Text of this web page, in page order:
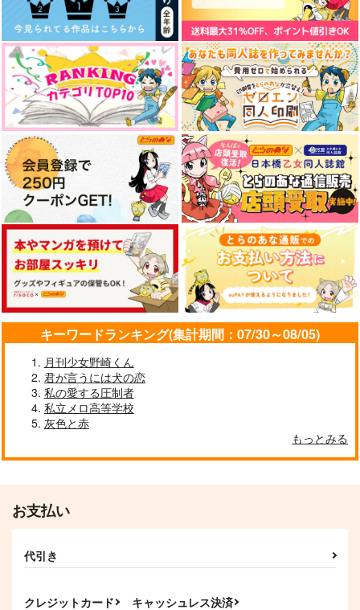
キーワードランキング(集計期間：07/30～08/05)
月刊少女野崎くん
君が言うには犬の恋
私の愛する圧制者
私立メロ高等学校
灰色と赤
もっとみる
お支払い
代引き
クレジットカード キャッシュレス決済